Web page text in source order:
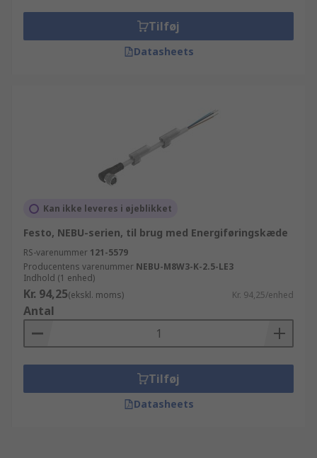
Tilføj
Datasheets
Kan ikke leveres i øjeblikket
Festo, NEBU-serien, til brug med Energiføringskæde
RS-varenummer 121-5579
Producentens varenummer NEBU-M8W3-K-2.5-LE3
Indhold (1 enhed)
Kr. 94,25(ekskl. moms) Kr. 94,25/enhed
Antal
Tilføj
Datasheets